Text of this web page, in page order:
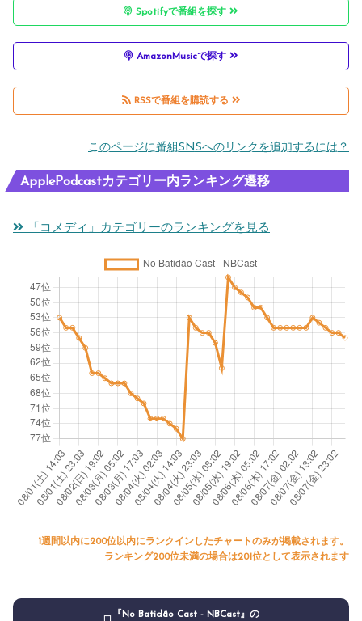
Spotifyで番組を探す
AmazonMusicで探す
RSSで番組を購読する
このページに番組SNSへのリンクを追加するには？
ApplePodcastカテゴリー内ランキング遷移
「コメディ」カテゴリーのランキングを見る
1週間以内に200位以内にランクインしたチャートのみが掲載されます。
ランキング200位未満の場合は201位として表示されます
『No Batidão Cast - NBCast』の